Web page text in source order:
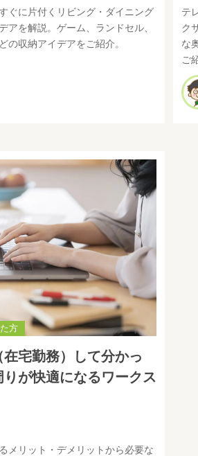
ぐに片付くリビング・ダイニング
アを解説。ゲーム、ランドセル、
の収納アイデアをご紹介。
テ
ク
な
ご
方
宅勤務）して分かっ
が快適になるワークス
メリット・デメリットから必要な